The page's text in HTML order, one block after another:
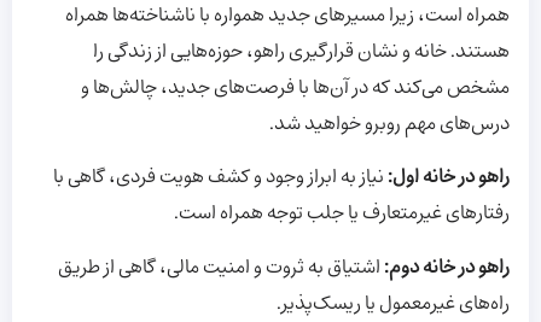
همراه است، زیرا مسیرهای جدید همواره با ناشناخته‌ها همراه
هستند. خانه و نشان قرارگیری راهو، حوزه‌هایی از زندگی را
مشخص می‌کند که در آن‌ها با فرصت‌های جدید، چالش‌ها و
درس‌های مهم روبرو خواهید شد.
راهو در خانه اول:نیاز به ابراز وجود و کشف هویت فردی، گاهی با
رفتارهای غیرمتعارف یا جلب توجه همراه است.
راهو در خانه دوم:اشتیاق به ثروت و امنیت مالی، گاهی از طریق
راه‌های غیرمعمول یا ریسک‌پذیر.